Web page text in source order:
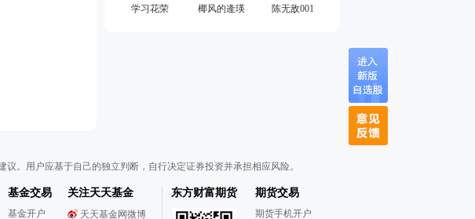
学习花荣 椰风的逄瑛 陈无敌001
。用户应基于自己的独立判断，自行决定证券投资并承担相应风险。
基金交易
基金开户
关注天天基金
天天基金网微博
东方财富期货 期货交易
期货手机开户